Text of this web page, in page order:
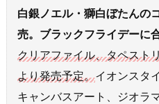
白銀ノエル・獅白ぼたんの
売。ブラックフライデーに
クリアファイル、タペスト
より発売予定。イオンスタ
キャンバスアート、ジオラ